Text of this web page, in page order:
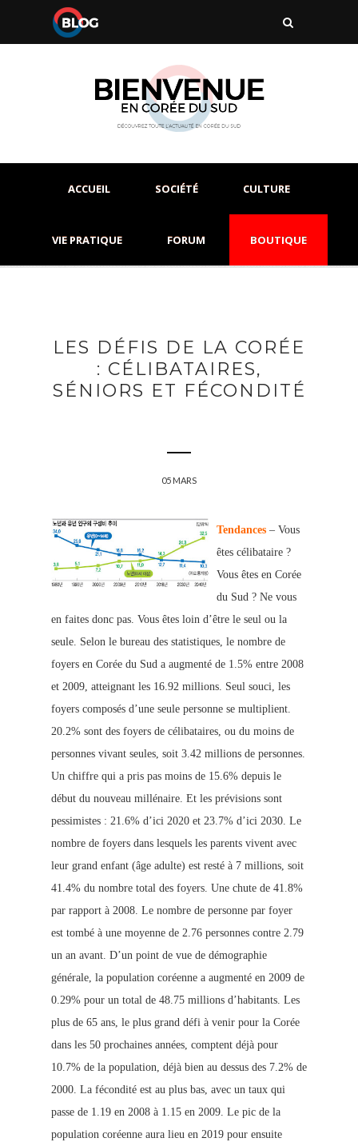
ACCUEIL SOCIÉTÉ CULTURE
VIE PRATIQUE FORUM BOUTIQUE
LES DÉFIS DE LA CORÉE
: CÉLIBATAIRES,
SÉNIORS ET FÉCONDITÉ
05 MARS
Tendances – Vous
êtes célibataire ?
Vous êtes en Corée
du Sud ? Ne vous
en faites donc pas. Vous êtes loin d’être le seul ou la
seule. Selon le bureau des statistiques, le nombre de
foyers en Corée du Sud a augmenté de 1.5% entre 2008
et 2009, atteignant les 16.92 millions. Seul souci, les
foyers composés d’une seule personne se multiplient.
20.2% sont des foyers de célibataires, ou du moins de
personnes vivant seules, soit 3.42 millions de personnes.
Un chiffre qui a pris pas moins de 15.6% depuis le
début du nouveau millénaire. Et les prévisions sont
pessimistes : 21.6% d’ici 2020 et 23.7% d’ici 2030. Le
nombre de foyers dans lesquels les parents vivent avec
leur grand enfant (âge adulte) est resté à 7 millions, soit
41.4% du nombre total des foyers. Une chute de 41.8%
par rapport à 2008. Le nombre de personne par foyer
est tombé à une moyenne de 2.76 personnes contre 2.79
un an avant. D’un point de vue de démographie
générale, la population coréenne a augmenté en 2009 de
0.29% pour un total de 48.75 millions d’habitants. Les
plus de 65 ans, le plus grand défi à venir pour la Corée
dans les 50 prochaines années, comptent déjà pour
10.7% de la population, déjà bien au dessus des 7.2% de
2000. La fécondité est au plus bas, avec un taux qui
passe de 1.19 en 2008 à 1.15 en 2009. Le pic de la
population coréenne aura lieu en 2019 pour ensuite